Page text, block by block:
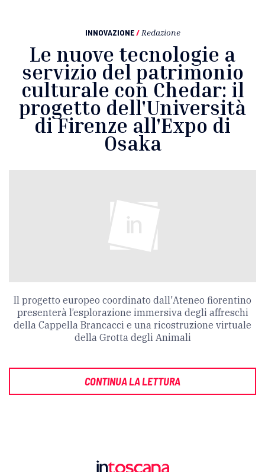
INNOVAZIONE / Redazione
Le nuove tecnologie a
servizio del patrimonio
culturale con Chedar: il
progetto dell'Università
di Firenze all'Expo di
Osaka
Il progetto europeo coordinato dall'Ateneo fiorentino
presenterà l’esplorazione immersiva degli affreschi
della Cappella Brancacci e una ricostruzione virtuale
della Grotta degli Animali
CONTINUA LA LETTURA